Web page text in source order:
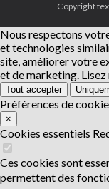
Copyright
Nous respectons
et technologies
site, améliorer votre
et de marketing.
Tout accepter
Préférences de
×
Cookies essentiels
Ces cookies sont
permettent des